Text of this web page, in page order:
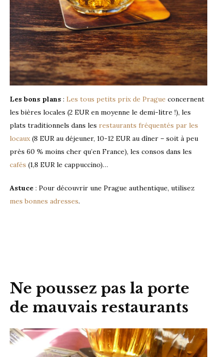
Les bons plans : Les tous petits prix de Prague concernent
les bières locales (2 EUR en moyenne le demi-litre !), les
plats traditionnels dans les restaurants fréquentés par les
locaux(8 EUR au déjeuner, 10-12 EUR au dîner – soit à peu
près 60 % moins cher qu’en France), les consos dans les
cafés (1,8 EUR le cappuccino)…
Astuce : Pour découvrir une Prague authentique, utilisez
mes bonnes adresses.
Ne poussez pas la porte
de mauvais restaurants